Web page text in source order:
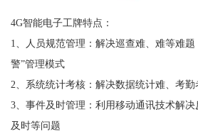
4G智能电子工牌特点：
1、人员规范管理：解决巡查难、难等难
警”管理模式
2、系统统计考核：解决数据统计难、考
3、事件及时管理：利用移动通讯技术解
及时等问题